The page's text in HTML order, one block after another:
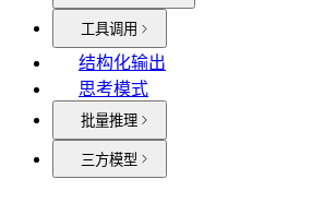
工具调用
结构化输出
思考模式
批量推理
三方模型